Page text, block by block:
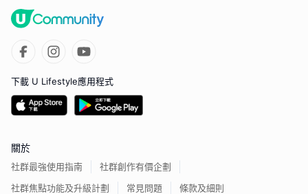
下載 U Lifestyle應用程式
關於
社群最強使用指南
社群創作有價企劃
社群焦點功能及升級計劃
常見問題 條款及細則